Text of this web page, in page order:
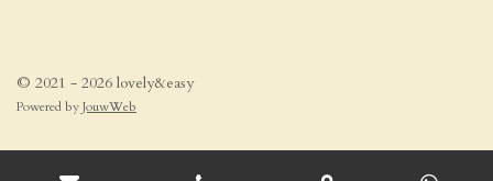
© 2021 - 2026 lovely&easy
Powered byJouwWeb